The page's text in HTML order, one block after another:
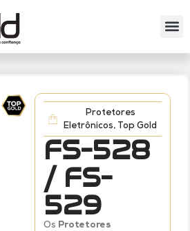
Protetores
Eletrônicos, Top Gold
FS-528
/ FS-
529
Os Protetores